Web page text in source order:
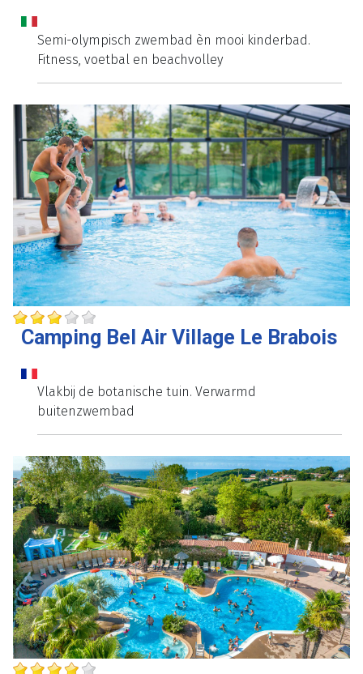
Semi-olympisch zwembad èn mooi kinderbad.
Fitness, voetbal en beachvolley
Camping Bel Air Village Le Brabois
Vlakbij de botanische tuin. Verwarmd
buitenzwembad